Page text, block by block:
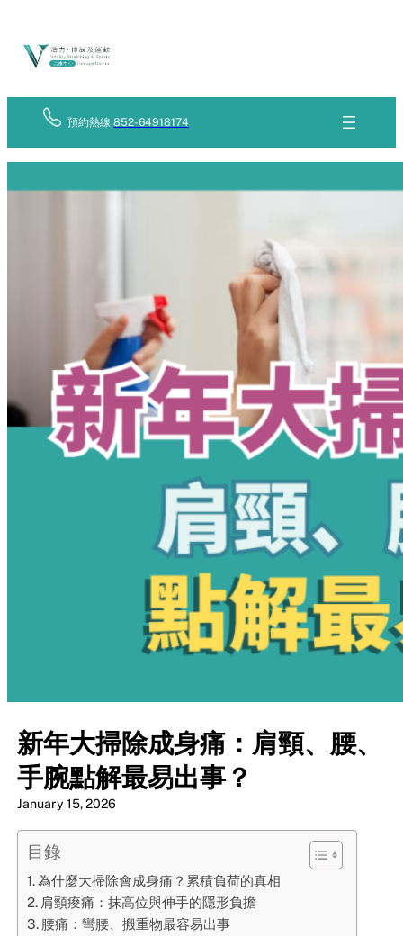
content
預約熱線852-64918174
新年大掃除成身痛：肩頸、腰、
手腕點解最易出事？
January 15, 2026
目錄
為什麼大掃除會成身痛？累積負荷的真相
肩頸痠痛：抹高位與伸手的隱形負擔
腰痛：彎腰、搬重物最容易出事